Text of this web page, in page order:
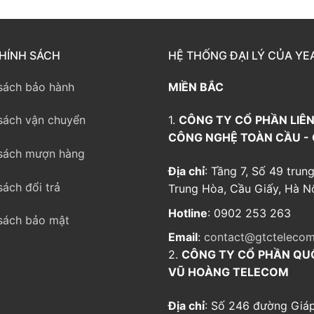
SÁCH
bảo hành
vận chuyển
mượn hàng
đổi trả
bảo mật
HỆ THỐNG ĐẠI LÝ CỦA
MIỀN BẮC
1. CÔNG TY CỔ PHẦN
CÔNG NGHỆ TOÀN CẦU -
Địa chỉ: Tầng 7, Số 49
Trung Hòa, Cầu Giấy, Hà
Hotline: 0902 253 263
Email:
2. CÔNG TY CỔ PHẦN
VŨ HOÀNG TELECOM
Địa chỉ: Số 246 đường